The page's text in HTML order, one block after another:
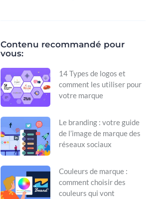
Contenu recommandé pour
vous:
14 Types de logos et
comment les utiliser pour
votre marque
Le branding : votre guide
de l’image de marque des
réseaux sociaux
Couleurs de marque :
comment choisir des
couleurs qui vont